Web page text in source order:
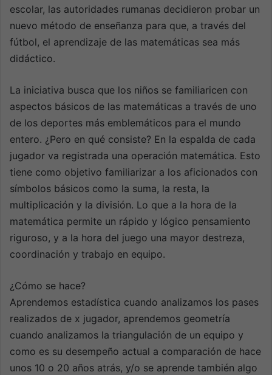
escolar, las autoridades rumanas decidieron probar un
nuevo método de enseñanza para que, a través del
fútbol, el aprendizaje de las matemáticas sea más
didáctico.
La iniciativa busca que los niños se familiaricen con
aspectos básicos de las matemáticas a través de uno
de los deportes más emblemáticos para el mundo
entero. ¿Pero en qué consiste? En la espalda de cada
jugador va registrada una operación matemática. Esto
tiene como objetivo familiarizar a los aficionados con
símbolos básicos como la suma, la resta, la
multiplicación y la división. Lo que a la hora de la
matemática permite un rápido y lógico pensamiento
riguroso, y a la hora del juego una mayor destreza,
coordinación y trabajo en equipo.
¿Cómo se hace?
Aprendemos estadística cuando analizamos los pases
realizados de x jugador, aprendemos geometría
cuando analizamos la triangulación de un equipo y
como es su desempeño actual a comparación de hace
unos 10 o 20 años atrás, y/o se aprende también algo